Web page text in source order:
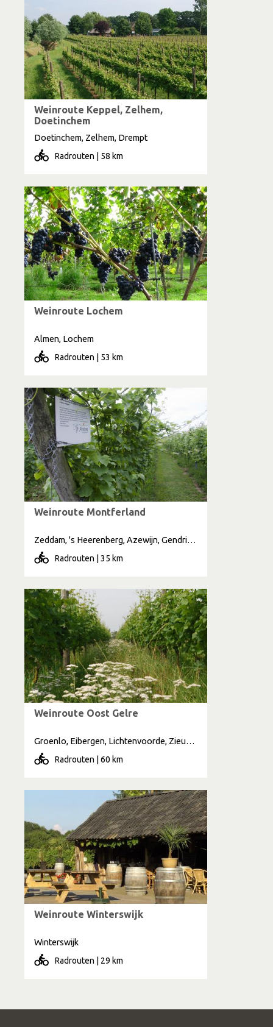
Weinroute Keppel, Zelhem,
Doetinchem
Doetinchem, Zelhem, Drempt
Radrouten | 58 km
Weinroute Lochem
Almen, Lochem
Radrouten | 53 km
Weinroute Montferland
Zeddam, 's Heerenberg, Azewijn, Gendringen
Radrouten | 35 km
Weinroute Oost Gelre
Groenlo, Eibergen, Lichtenvoorde, Zieuwent
Radrouten | 60 km
Weinroute Winterswijk
Winterswijk
Radrouten | 29 km